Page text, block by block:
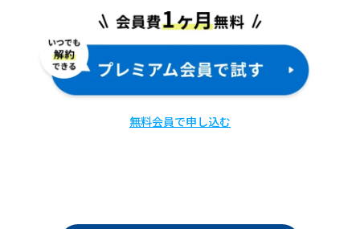
無料会員で申し込む